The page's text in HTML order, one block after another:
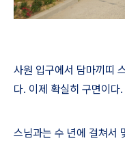
사원 입구에서 담마끼띠
다. 이제 확실히 구면이다.
스님과는 수 년에 걸쳐서